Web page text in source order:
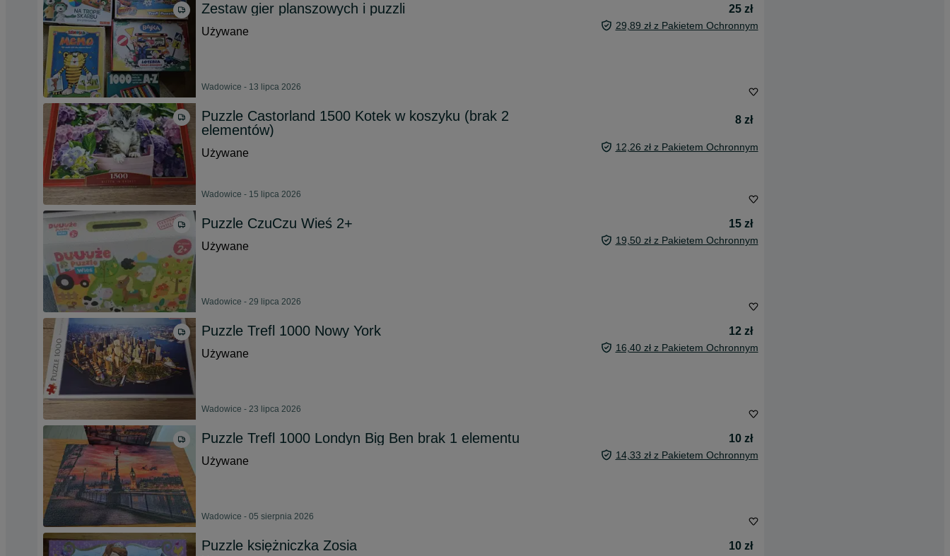
Zestaw gier planszowych i puzzli
25 zł
Używane
29,89 zł z Pakietem Ochronnym
Wadowice - 13 lipca 2026
Puzzle Castorland 1500 Kotek w koszyku (brak 2
elementów)
8 zł
Używane 12,26 zł z Pakietem Ochronnym
Wadowice - 15 lipca 2026
Puzzle CzuCzu Wieś 2+
15 zł
Używane
19,50 zł z Pakietem Ochronnym
Wadowice - 29 lipca 2026
Puzzle Trefl 1000 Nowy York
12 zł
Używane
16,40 zł z Pakietem Ochronnym
Wadowice - 23 lipca 2026
Puzzle Trefl 1000 Londyn Big Ben brak 1 elementu
10 zł
Używane
14,33 zł z Pakietem Ochronnym
Wadowice - 05 sierpnia 2026
Puzzle księżniczka Zosia
10 zł